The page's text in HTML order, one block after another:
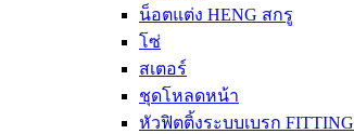
น็อตแต่ง HENG สกรู
โซ่
สเตอร์
ชุดโหลดหน้า
หัวฟิตติ้งระบบเบรก FITTING